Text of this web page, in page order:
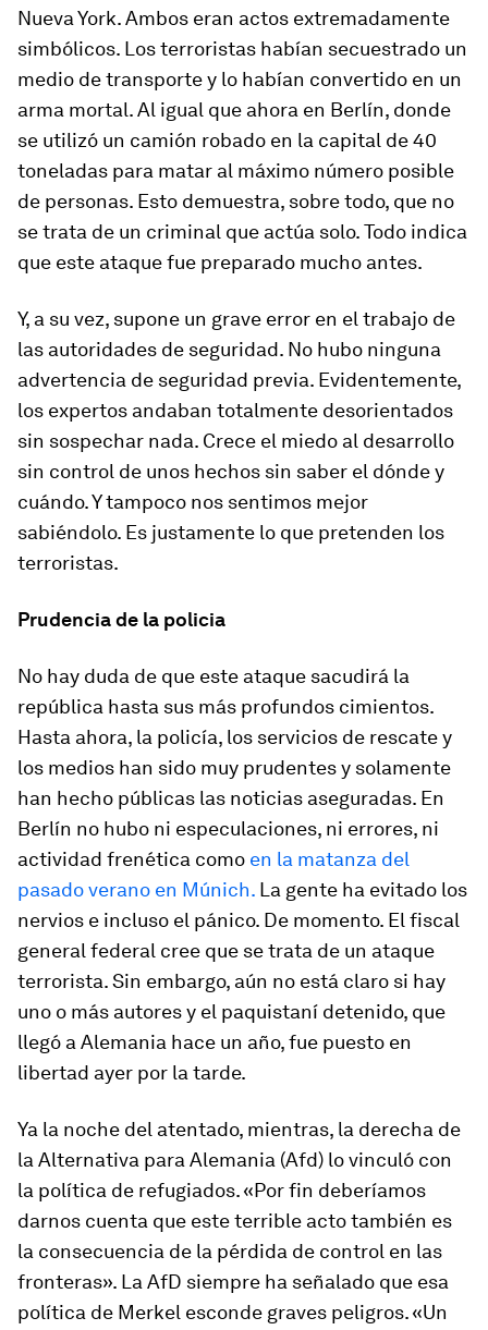
Nueva York. Ambos eran actos extremadamente
simbólicos. Los terroristas habían secuestrado un
medio de transporte y lo habían convertido en un
arma mortal. Al igual que ahora en Berlín, donde
se utilizó un camión robado en la capital de 40
toneladas para matar al máximo número posible
de personas. Esto demuestra, sobre todo, que no
se trata de un criminal que actúa solo. Todo indica
que este ataque fue preparado mucho antes.
Y, a su vez, supone un grave error en el trabajo de
las autoridades de seguridad. No hubo ninguna
advertencia de seguridad previa. Evidentemente,
los expertos andaban totalmente desorientados
sin sospechar nada. Crece el miedo al desarrollo
sin control de unos hechos sin saber el dónde y
cuándo. Y tampoco nos sentimos mejor
sabiéndolo. Es justamente lo que pretenden los
terroristas.
Prudencia de la policia
No hay duda de que este ataque sacudirá la
república hasta sus más profundos cimientos.
Hasta ahora, la policía, los servicios de rescate y
los medios han sido muy prudentes y solamente
han hecho públicas las noticias aseguradas. En
Berlín no hubo ni especulaciones, ni errores, ni
actividad frenética como en la matanza del
pasado verano en Múnich. La gente ha evitado los
nervios e incluso el pánico. De momento. El fiscal
general federal cree que se trata de un ataque
terrorista. Sin embargo, aún no está claro si hay
uno o más autores y el paquistaní detenido, que
llegó a Alemania hace un año, fue puesto en
libertad ayer por la tarde.
Ya la noche del atentado, mientras, la derecha de
la Alternativa para Alemania (Afd) lo vinculó con
la política de refugiados. «Por fin deberíamos
darnos cuenta que este terrible acto también es
la consecuencia de la pérdida de control en las
fronteras». La AfD siempre ha señalado que esa
política de Merkel esconde graves peligros.«Un